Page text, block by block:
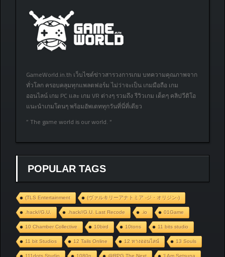
GameWorld.in.th เว็บไซต์ข่าวสารวงการเกม บทความคุณภาพจาก
ทั่วโลก ครอบคลุมทุกแพลตฟอร์ม ไม่ว่าจะเป็น เกมมือถือ เกม
ออนไลน์ เกม PC และ เกม VR ต่างๆ รวมถึง รีวิวเกม เด็ดๆ คลิปวีดิโอ
แนะนำเกมโดนๆ พร้อมอัพเดททุกวันที่นี่ที่เดียว
” The game world is our world. “
POPULAR TAGS
(TLS Entertainment (ヴァルキリーアナトミア ‐ジ・オリジン‐)
.hack//G.U. .hack//G.U. Last Recode .io 01Game
10 Chamber Collective 10bird 10tons 11 bits studio
11 bit Studios 12 Tails Online 12 หางออนไลน์ 13 Souls
111dots Studio 1080p @RPG The Next ‘I Am Setsuna